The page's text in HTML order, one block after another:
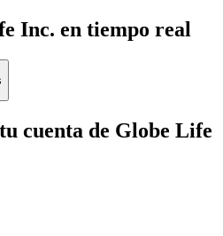
Inc. en tiempo real
cuenta de Globe Life